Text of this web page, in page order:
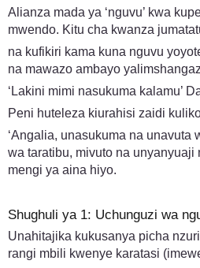
Alianza mada ya ‘nguvu’ kwa
mwendo. Kitu cha kwanza
na kufikiri kama kuna nguvu
na mawazo ambayo
‘Lakini mimi nasukuma kalamu’
Peni huteleza kiurahisi zaidi
‘Angalia, unasukuma na
wa taratibu, mivuto na
mengi ya aina hiyo.
Shughuli ya 1: Uchunguzi wa
Unahitajika kukusanya picha
rangi mbili kwenye karatasi